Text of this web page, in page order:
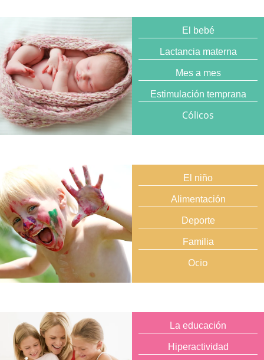
El bebé
Lactancia materna
Mes a mes
Estimulación temprana
Cólicos
El niño
Alimentación
Deporte
Familia
Ocio
La educación
Hiperactividad